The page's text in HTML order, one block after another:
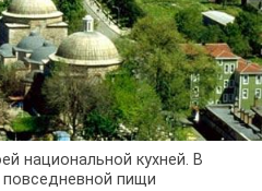
национальной кухней. В
пищи